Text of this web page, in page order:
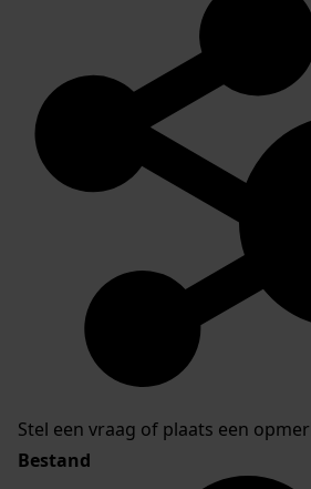
Stel een vraag of plaats een
Bestand